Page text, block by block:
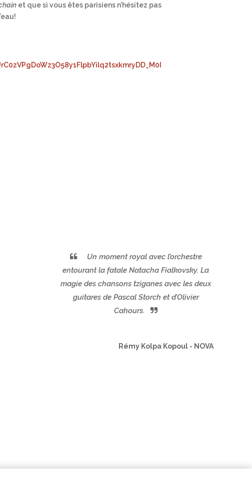
et que si vous êtes parisiens n’hésitez pas
Un moment royal avec l’orchestre
entourant la fatale Natacha Fialkovsky. La
magie des chansons tziganes avec les deux
guitares de Pascal Storch et d’Olivier
Cahours.
Rémy Kolpa Kopoul - NOVA